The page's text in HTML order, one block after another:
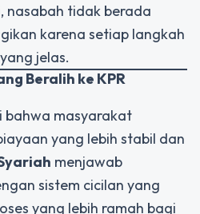
nasabah tidak berada
karena setiap langkah
jelas.
Beralih ke KPR
bahwa masyarakat
yang lebih stabil dan
menjawab
sistem cicilan yang
yang lebih ramah bagi